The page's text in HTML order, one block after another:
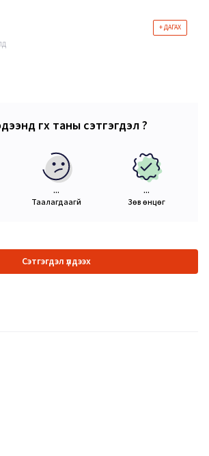
+ ДАГАХ
өгөх таны сэтгэгдэл ?
...
Таалагдаагүй
...
Зөв өнцөг
Сэтгэгдэл үлдээх